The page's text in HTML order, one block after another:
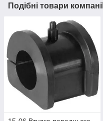
Подібні товари